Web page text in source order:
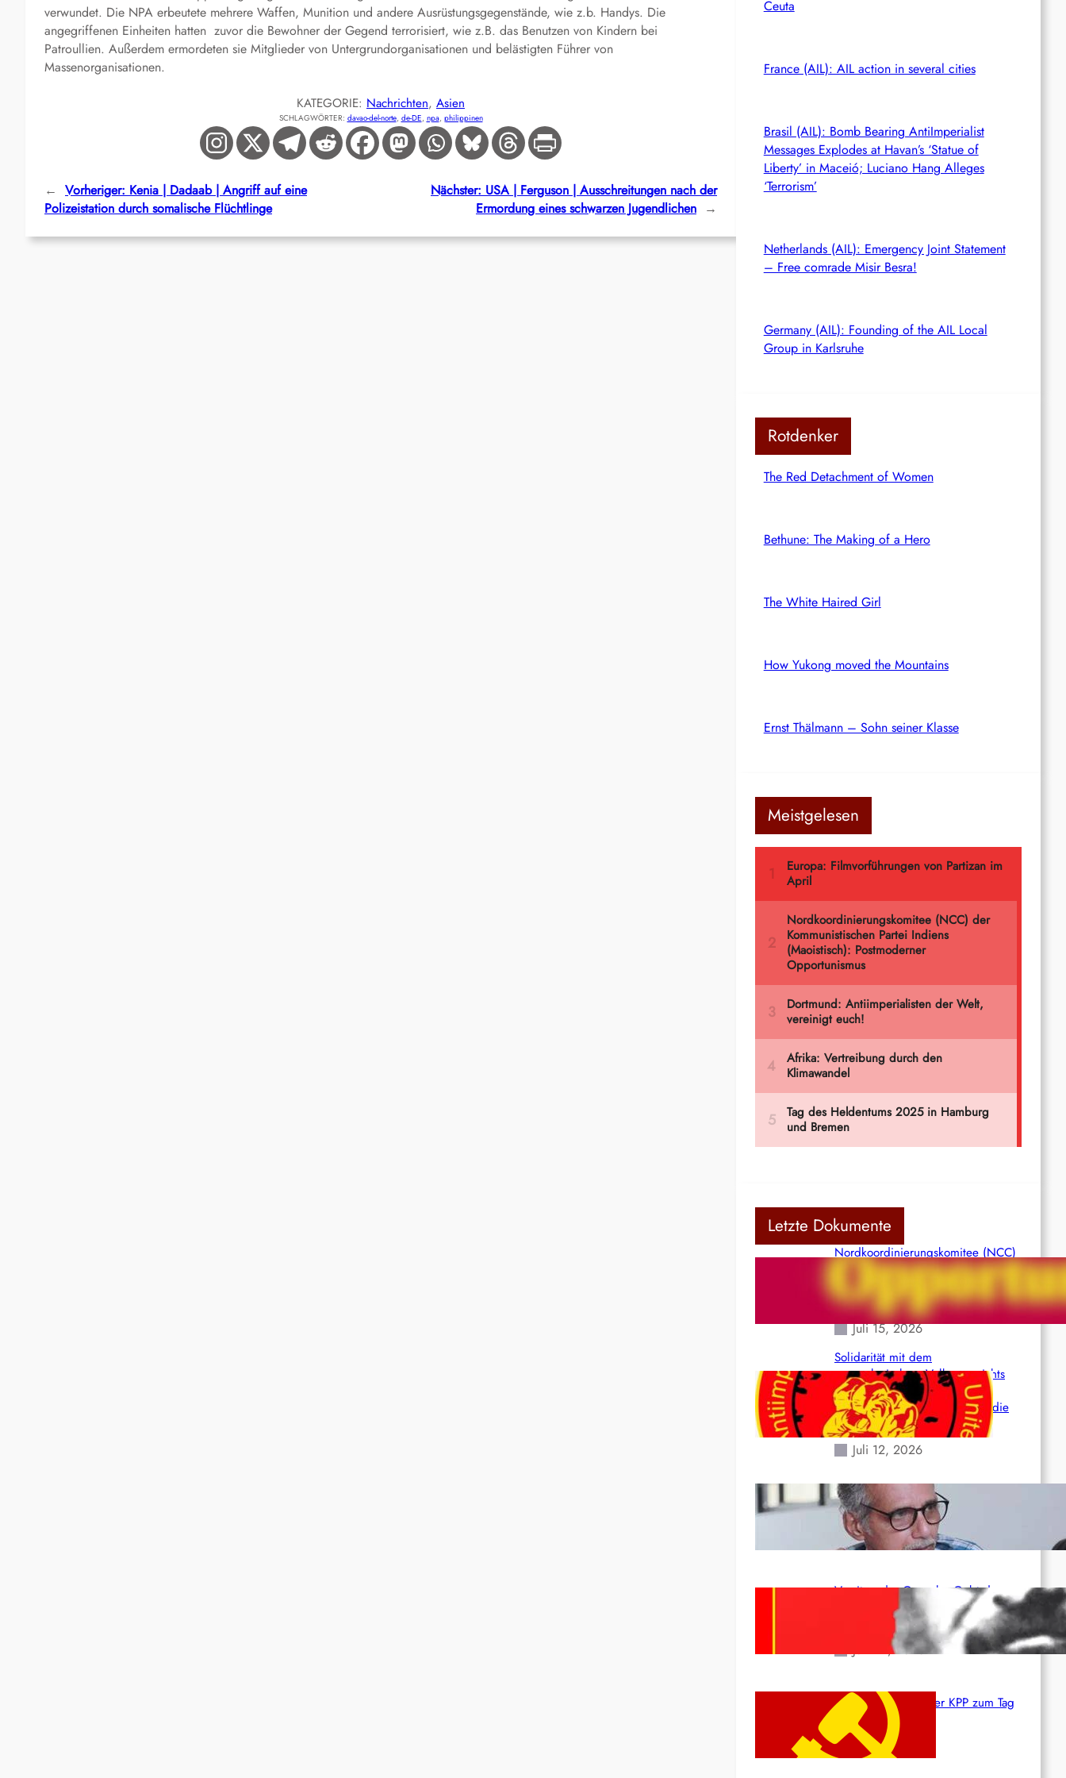
verwundet. Die NPA erbeutete mehrere Waffen, Munition und andere Ausrüstungsgegenstände, wie z.b. Handys. Die
angegriffenen Einheiten hatten zuvor die Bewohner der Gegend terrorisiert, wie z.B. das Benutzen von Kindern bei
Patroullien. Außerdem ermordeten sie Mitglieder von Untergrundorganisationen und belästigten Führer von
Massenorganisationen.
KATEGORIE: Nachrichten, Asien
SCHLAGWÖRTER: davao-del-norte, de-DE, npa, philippinen
← Vorheriger: Kenia | Dadaab | Angriff auf eine
Polizeistation durch somalische Flüchtlinge
Nächster: USA | Ferguson | Ausschreitungen nach der
Ermordung eines schwarzen Jugendlichen →
Ceuta
France (AIL): AIL action in several cities
Brasil (AIL): Bomb Bearing AntiImperialist
Messages Explodes at Havan’s ‘Statue of
Liberty’ in Maceió; Luciano Hang Alleges
‘Terrorism’
Netherlands (AIL): Emergency Joint Statement
– Free comrade Misir Besra!
Germany (AIL): Founding of the AIL Local
Group in Karlsruhe
Rotdenker
The Red Detachment of Women
Bethune: The Making of a Hero
The White Haired Girl
How Yukong moved the Mountains
Ernst Thälmann – Sohn seiner Klasse
Meistgelesen
Letzte Dokumente
Nordkoordinierungskomitee (NCC)
der Kommunistischen Partei Indiens
(Maoistisch): Postmoderner
Opportunismus
Juli 15, 2026
Solidarität mit dem
venezolanischem Volk angesichts
der verlorenen Leben und der
katastrophalen Situation durch die
Erdbeben des 24. Juni!
Juli 12, 2026
Indien: „Die Politik der
Kapitulation“ von K. Murali (Ajith)
Juli 1, 2026
Vorsitzender Gonzalo: Gebt das
Leben für die Partei und die
Juni 19, 2026
Beschluss des ZK der KPP zum Tag
des Heldentums
Juni 19, 2026